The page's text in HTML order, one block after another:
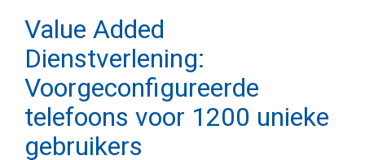
Value Added
Dienstverlening:
Voorgeconfigureerde
telefoons voor 1200 unieke
gebruikers